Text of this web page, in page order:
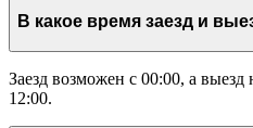
Заезд возможен с 00:00, а
12:00.